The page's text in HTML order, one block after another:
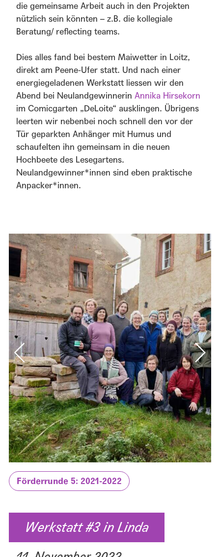
die gemeinsame Arbeit auch in den Projekten
nützlich sein könnten – z.B. die kollegiale
Beratung/ reflecting teams.
Dies alles fand bei bestem Maiwetter in Loitz,
direkt am Peene-Ufer statt. Und nach einer
energiegeladenen Werkstatt liessen wir den
Abend bei Neulandgewinnerin Annika Hirsekorn
im Comicgarten „DeLoite“ ausklingen. Übrigens
leerten wir nebenbei noch schnell den vor der
Tür geparkten Anhänger mit Humus und
schaufelten ihn gemeinsam in die neuen
Hochbeete des Lesegartens.
Neulandgewinner*innen sind eben praktische
Anpacker*innen.
Förderrunde 5: 2021-2022
Werkstatt #3 in Linda